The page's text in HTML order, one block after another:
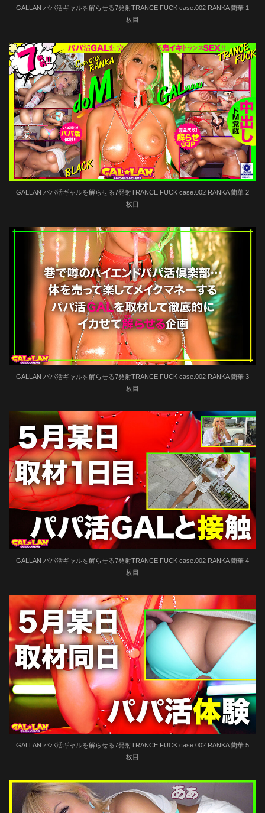
GALLAN パパ活ギャルを解らせる7発射TRANCE FUCK case.002 RANKA 蘭華 1
枚目
GALLAN パパ活ギャルを解らせる7発射TRANCE FUCK case.002 RANKA 蘭華 2
枚目
GALLAN パパ活ギャルを解らせる7発射TRANCE FUCK case.002 RANKA 蘭華 3
枚目
GALLAN パパ活ギャルを解らせる7発射TRANCE FUCK case.002 RANKA 蘭華 4
枚目
GALLAN パパ活ギャルを解らせる7発射TRANCE FUCK case.002 RANKA 蘭華 5
枚目